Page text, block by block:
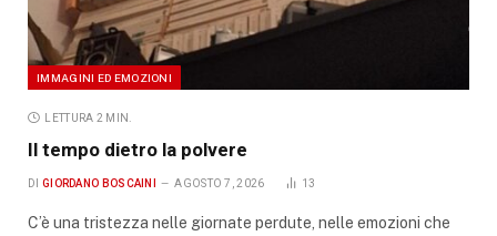
IMMAGINI ED EMOZIONI
LETTURA 2 MIN.
Il tempo dietro la polvere
DI GIORDANO BOSCAINI AGOSTO 7, 2026 13
C’è una tristezza nelle giornate perdute, nelle emozioni che